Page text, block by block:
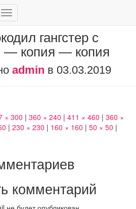
Переключить
гангстер с
— копия — копия
admin в 03.03.2019
× 300 | 360 × 240 | 411 × 460 | 360 ×
| 230 × 230 | 160 × 160 | 50 × 50 |
комментарий